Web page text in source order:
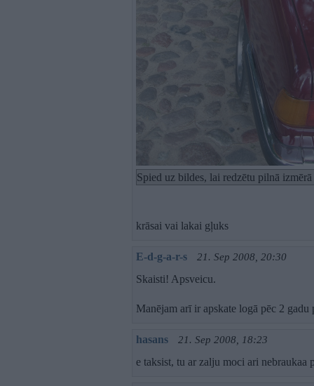
Spied uz bildes, lai redzētu pilnā
krāsai vai lakai gļuks
E-d-g-a-r-s 21. Sep 2008, 20:30
Skaisti! Apsveicu.
Manējam arī ir apskate logā pēc 2
hasans 21. Sep 2008, 18:23
e taksist, tu ar zalju moci ari nebraukaa